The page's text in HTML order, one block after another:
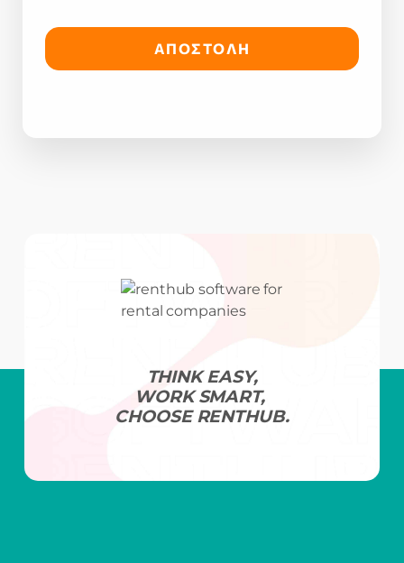
THINK EASY,
WORK SMART,
CHOOSE RENTHUB.